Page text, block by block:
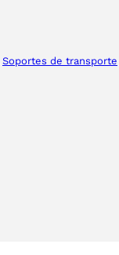
Soportes de transporte